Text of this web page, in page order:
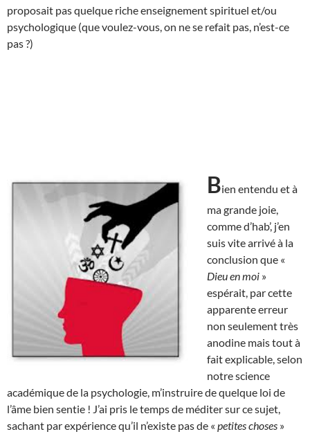
proposait pas quelque riche enseignement spirituel et/ou
psychologique (que voulez-vous, on ne se refait pas, n’est-ce
pas ?)
Bien entendu et à
ma grande joie,
comme d’hab’, j’en
suis vite arrivé à la
conclusion que «
Dieu en moi »
espérait, par cette
apparente erreur
non seulement très
anodine mais tout à
fait explicable, selon
notre science
académique de la psychologie, m’instruire de quelque loi de
l’âme bien sentie ! J’ai pris le temps de méditer sur ce sujet,
sachant par expérience qu’il n’existe pas de « petites choses »